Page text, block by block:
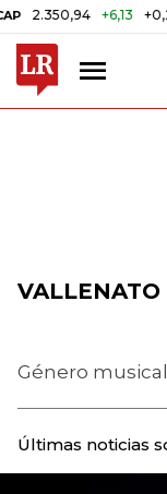
+6,13 +0,26%
VALLENATO
Género musical
Últimas noticias